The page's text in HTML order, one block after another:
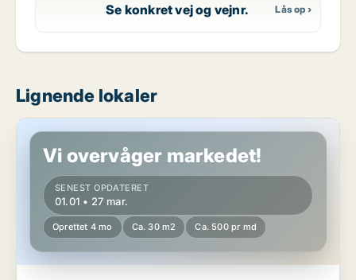
Se konkret vej og vejnr.
Lignende lokaler
Lager i Dronninglund
Vi overvåger markedet!
SENEST OPDATERET
01.01 • 27 mar.
Oprettet 4 mo Ca. 30 m2 Ca. 500 pr md